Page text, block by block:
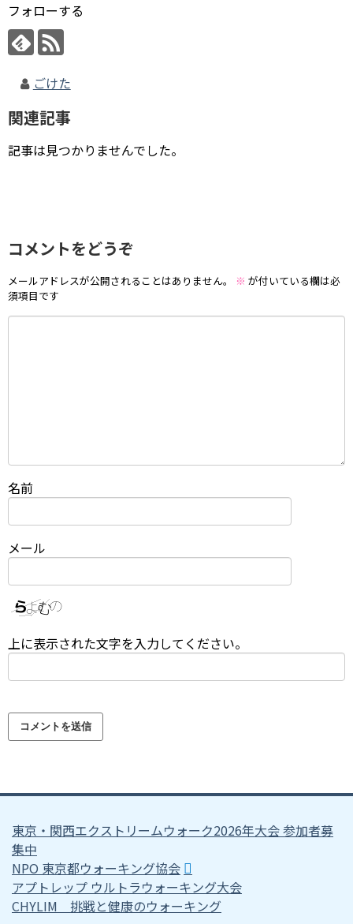
フォローする
ごけた
関連記事
記事は見つかりませんでした。
コメントをどうぞ
メールアドレスが公開されることはありません。 ※ が付いている欄は必
須項目です
名前
メール
上に表示された文字を入力してください。
東京・関西エクストリームウォーク2026年大会 参加者募
集中
NPO 東京都ウォーキング協会
アプトレップ ウルトラウォーキング大会
CHYLIM 挑戦と健康のウォーキング